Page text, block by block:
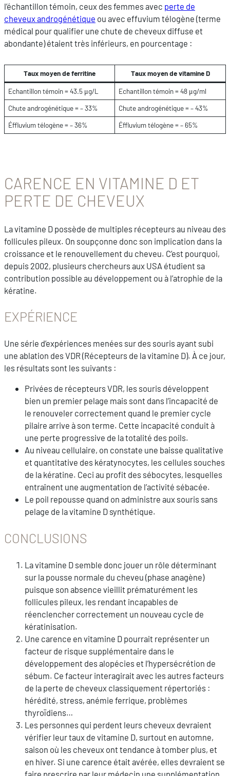
l’échantillon témoin, ceux des femmes avec perte de
cheveux androgénétique ou avec effuvium télogène (terme
médical pour qualifier une chute de cheveux diffuse et
abondante) étaient très inférieurs, en pourcentage :
Taux moyen de ferritine Taux moyen de vitamine D
Echantillon témoin = 43.5 μg/L
Echantillon témoin = 48 μg/ml
Chute androgénétique = – 33%
Chute androgénétique = – 43%
Éffluvium télogène = – 36%
Éffluvium télogène = – 65%
CARENCE EN VITAMINE D ET
PERTE DE CHEVEUX
La vitamine D possède de multiples récepteurs au niveau des
follicules pileux. On soupçonne donc son implication dans la
croissance et le renouvellement du cheveu. C’est pourquoi,
depuis 2002, plusieurs chercheurs aux USA étudient sa
contribution possible au développement ou à l’atrophie de la
kératine.
EXPÉRIENCE
Une série d’expériences menées sur des souris ayant subi
une ablation des VDR (Récepteurs de la vitamine D). À ce jour,
les résultats sont les suivants :
Privées de récepteurs VDR, les souris développent
bien un premier pelage mais sont dans l’incapacité de
le renouveler correctement quand le premier cycle
pilaire arrive à son terme. Cette incapacité conduit à
une perte progressive de la totalité des poils.
Au niveau cellulaire, on constate une baisse qualitative
et quantitative des kératynocytes, les cellules souches
de la kératine. Ceci au profit des sébocytes, lesquelles
entraînent une augmentation de l’activité sébacée.
Le poil repousse quand on administre aux souris sans
pelage de la vitamine D synthétique.
CONCLUSIONS
La vitamine D semble donc jouer un rôle déterminant
sur la pousse normale du cheveu (phase anagène)
puisque son absence vieillit prématurément les
follicules pileux, les rendant incapables de
réenclencher correctement un nouveau cycle de
kératinisation.
Une carence en vitamine D pourrait représenter un
facteur de risque supplémentaire dans le
développement des alopécies et l’hypersécrétion de
sébum. Ce facteur interagirait avec les autres facteurs
de la perte de cheveux classiquement répertoriés :
hérédité, stress, anémie ferrique, problèmes
thyroïdiens…
Les personnes qui perdent leurs cheveux devraient
vérifier leur taux de vitamine D, surtout en automne,
saison où les cheveux ont tendance à tomber plus, et
en hiver. Si une carence était avérée, elles devraient se
faire prescrire par leur médecin une supplémentation